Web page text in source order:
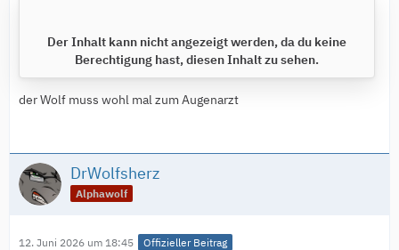
Der Inhalt kann nicht angezeigt werden, da du keine
Berechtigung hast, diesen Inhalt zu sehen.
der Wolf muss wohl mal zum Augenarzt
DrWolfsherz
Alphawolf
12. Juni 2026 um 18:45 Offizieller Beitrag